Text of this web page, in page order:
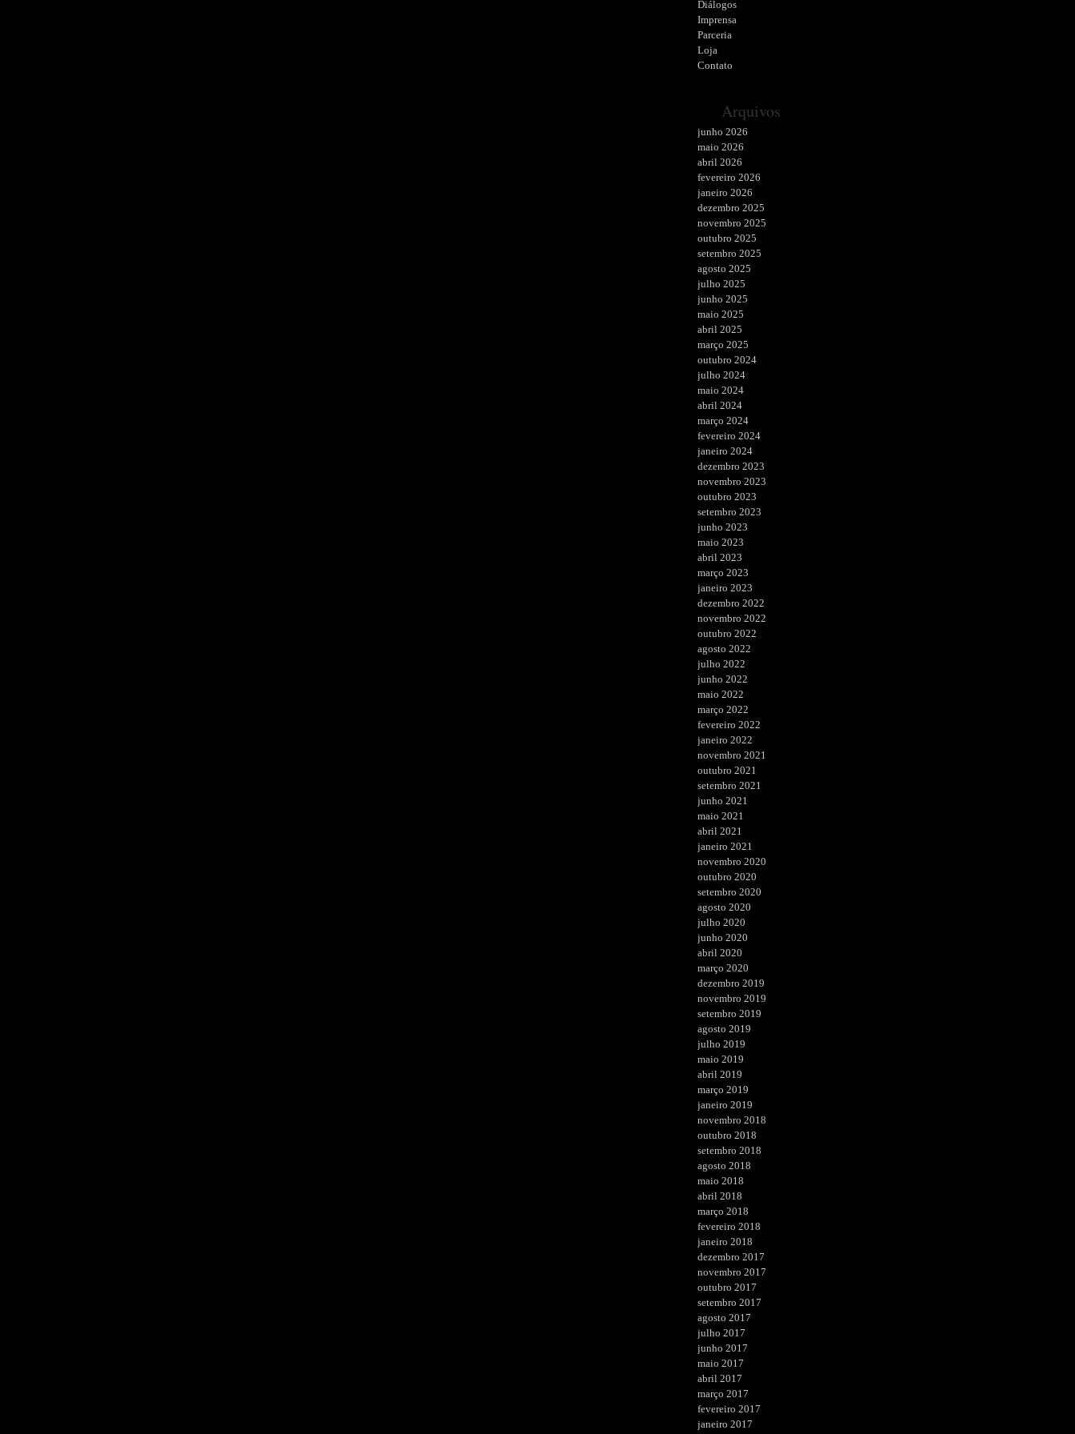
Diálogos
Imprensa
Parceria
Loja
Contato
Arquivos
junho 2026
maio 2026
abril 2026
fevereiro 2026
janeiro 2026
dezembro 2025
novembro 2025
outubro 2025
setembro 2025
agosto 2025
julho 2025
junho 2025
maio 2025
abril 2025
março 2025
outubro 2024
julho 2024
maio 2024
abril 2024
março 2024
fevereiro 2024
janeiro 2024
dezembro 2023
novembro 2023
outubro 2023
setembro 2023
junho 2023
maio 2023
abril 2023
março 2023
janeiro 2023
dezembro 2022
novembro 2022
outubro 2022
agosto 2022
julho 2022
junho 2022
maio 2022
março 2022
fevereiro 2022
janeiro 2022
novembro 2021
outubro 2021
setembro 2021
junho 2021
maio 2021
abril 2021
janeiro 2021
novembro 2020
outubro 2020
setembro 2020
agosto 2020
julho 2020
junho 2020
abril 2020
março 2020
dezembro 2019
novembro 2019
setembro 2019
agosto 2019
julho 2019
maio 2019
abril 2019
março 2019
janeiro 2019
novembro 2018
outubro 2018
setembro 2018
agosto 2018
maio 2018
abril 2018
março 2018
fevereiro 2018
janeiro 2018
dezembro 2017
novembro 2017
outubro 2017
setembro 2017
agosto 2017
julho 2017
junho 2017
maio 2017
abril 2017
março 2017
fevereiro 2017
janeiro 2017